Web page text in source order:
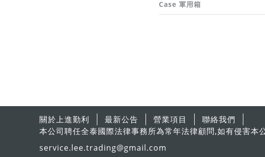
Case 軍用箱
關於上進勤利 最新公告 營業項目
聯絡我們
本公司聘任全泰國際法律事務所為常年法律顧問,如有侵害
service.lee.trading@gmail.com